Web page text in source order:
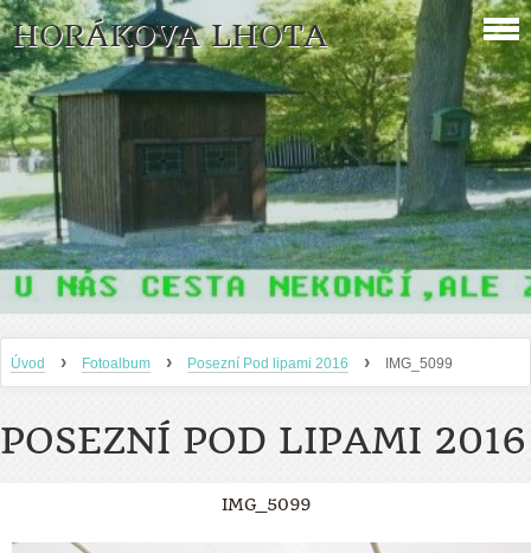
HORÁKOVA LHOTA
Úvod › Fotoalbum › Posezní Pod lipami 2016 › IMG_5099
POSEZNÍ POD LIPAMI 2016
IMG_5099